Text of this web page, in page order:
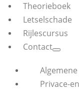
Theorieboek
Letselschade
Rijlescursus
Contact
Privace-